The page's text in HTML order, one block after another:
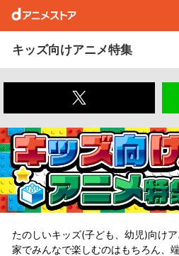
キッズ向けアニメ特集
たのしいキッズ(子ども、幼児)向けア
家でみんなで楽しむのはもちろん、